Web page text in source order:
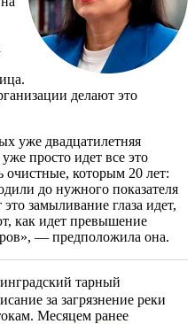
делают это
уже двадцатилетняя
просто идет все это
очистные, которым 20 лет:
до нужного показателя
замыливание глаза идет,
как идет превышение
— предположила она.
тарный
за загрязнение реки
Месяцем ранее